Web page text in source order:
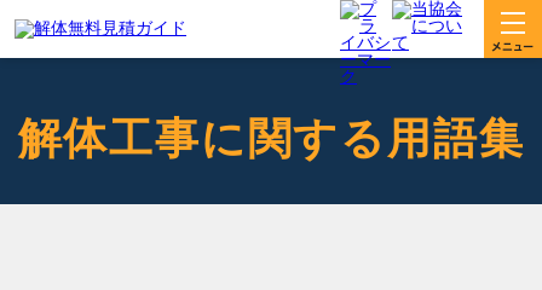
解体工事に関する用語集